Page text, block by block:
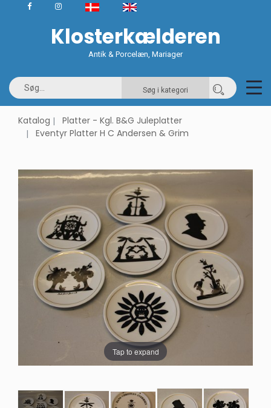
Klosterkælderen
Antik & Porcelæn, Mariager
Søg i kategori
Katalog
Platter - Kgl. B&G Juleplatter
Eventyr Platter H C Andersen & Grim
Tap to expand